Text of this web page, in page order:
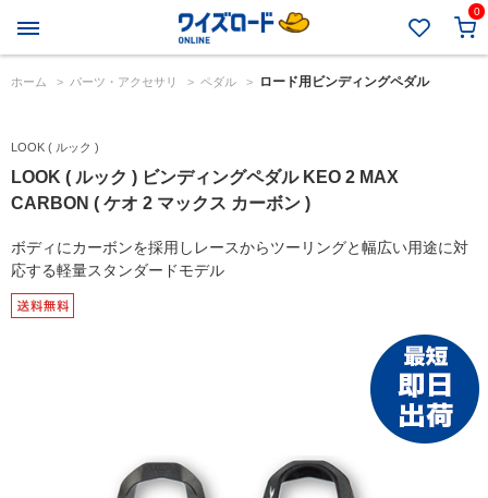
0
ホーム > パーツ・アクセサリ > ペダル > ロード用ビンディングペダル
LOOK ( ルック )
LOOK ( ルック ) ビンディングペダル KEO 2 MAX
CARBON ( ケオ 2 マックス カーボン )
ボディにカーボンを採用しレースからツーリングと幅広い用途に対
応する軽量スタンダードモデル